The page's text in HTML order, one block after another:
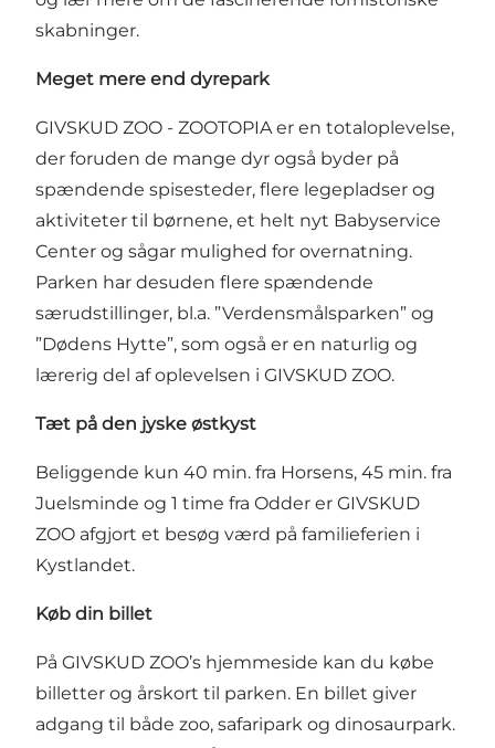
skabninger.
Meget mere end dyrepark
GIVSKUD ZOO - ZOOTOPIA er en totaloplevelse,
der foruden de mange dyr også byder på
spændende spisesteder, flere legepladser og
aktiviteter til børnene, et helt nyt Babyservice
Center og sågar mulighed for overnatning.
Parken har desuden flere spændende
særudstillinger, bl.a. ”Verdensmålsparken” og
”Dødens Hytte”, som også er en naturlig og
lærerig del af oplevelsen i GIVSKUD ZOO.
Tæt på den jyske østkyst
Beliggende kun 40 min. fra Horsens, 45 min. fra
Juelsminde og 1 time fra Odder er GIVSKUD
ZOO afgjort et besøg værd på familieferien i
Kystlandet.
Køb din billet
På GIVSKUD ZOO’s hjemmeside kan du købe
billetter og årskort til parken. En billet giver
adgang til både zoo, safaripark og dinosaurpark.